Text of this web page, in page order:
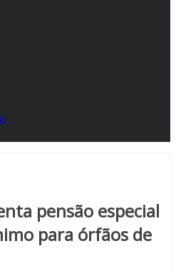
pensão especial
para órfãos de